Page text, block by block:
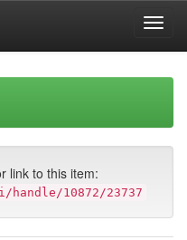
link to this item:
10872/23737